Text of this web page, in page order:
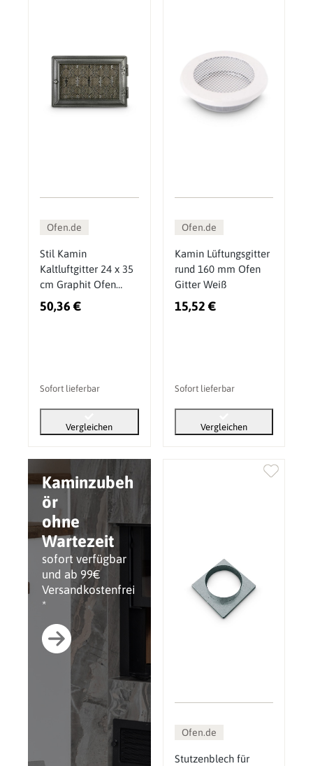
Kaminzubeh
ör
ohne
Wartezeit
sofort verfügbar
und ab 99€
Versandkostenfrei
*
Ofen.de
Stil Kamin
Kaltluftgitter 24 x 35
cm Graphit Ofen
Gitter
50,36 €
Sofort lieferbar
Vergleichen
Ofen.de
Kamin Lüftungsgitter
rund 160 mm Ofen
Gitter Weiß
15,52 €
Sofort lieferbar
Vergleichen
Ofen.de
Stutzenblech für